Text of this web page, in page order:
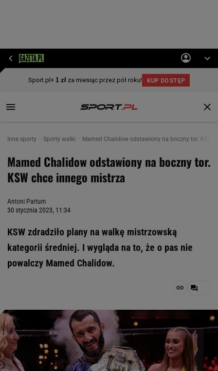
Inne sporty Sporty walki Mamed Chalidow odstawiony na boczny tor. KSW
Mamed Chalidow odstawiony na boczny tor.
KSW chce innego mistrza
Antoni Partum
30 stycznia 2023, 11:34
KSW zdradziło plany na walkę mistrzowską
kategorii średniej. I wygląda na to, że o pas nie
powalczy Mamed Chalidow.